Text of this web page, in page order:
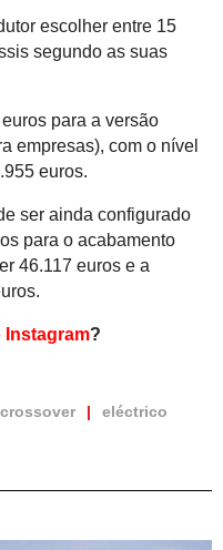
escolher entre 15
segundo as suas
para a versão
empresas), com o nível
euros.
ser ainda configurado
para o acabamento
46.117 euros e a
Instagram?
crossover eléctrico